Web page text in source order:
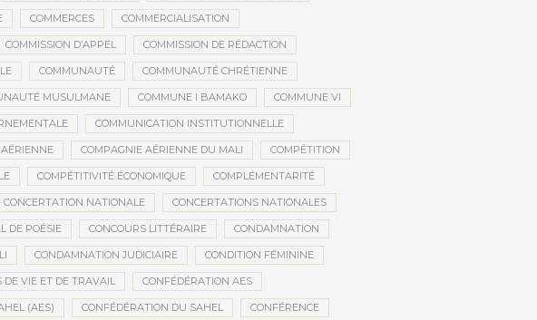
COMMERCES COMMERCIALISATION
COMMISSION D’APPEL COMMISSION DE RÉDACTION
COMMUNAUTÉ COMMUNAUTÉ CHRÉTIENNE
MUSULMANE COMMUNE I BAMAKO COMMUNE VI
COMMUNICATION INSTITUTIONNELLE
COMPAGNIE AÉRIENNE DU MALI COMPÉTITION
COMPÉTITIVITÉ ÉCONOMIQUE COMPLÉMENTARITÉ
CONCERTATION NATIONALE CONCERTATIONS NATIONALES
DE POÉSIE CONCOURS LITTÉRAIRE CONDAMNATION
CONDAMNATION JUDICIAIRE CONDITION FÉMININE
DE VIE ET DE TRAVAIL CONFÉDÉRATION AES
(AES) CONFÉDÉRATION DU SAHEL CONFÉRENCE